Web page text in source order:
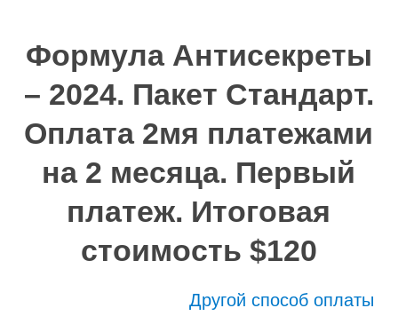
Формула Антисекреты
– 2024. Пакет Стандарт.
Оплата 2мя платежами
на 2 месяца. Первый
платеж. Итоговая
стоимость $120
Другой способ оплаты